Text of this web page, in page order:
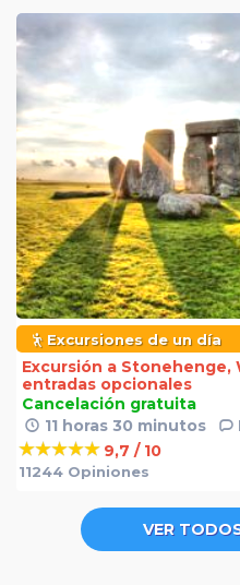
Excursiones de un día
Excursión a Stonehenge,
entradas opcionales
Cancelación gratuita
11 horas 30 minutos
9,7 / 10
11244 Opiniones
VER